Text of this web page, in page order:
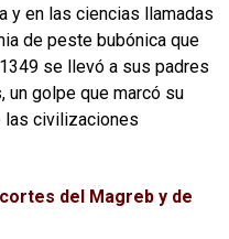
y en las ciencias llamadas
de peste bubónica que
se llevó a sus padres
un golpe que marcó su
las civilizaciones
del Magreb y de